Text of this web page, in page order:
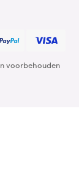
voorbehouden